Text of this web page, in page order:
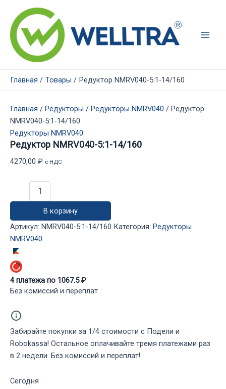
содержимому
Главная Товары Редуктор NMRV040-5:1-14/160
Главная / Редукторы / Редукторы NMRV040 / Редуктор
NMRV040-5:1-14/160
Редукторы NMRV040
Редуктор NMRV040-5:1-14/160
4270,00 ₽ с НДС
Редуктор
NMRV040-
5:1-
14/160
В корзину
Артикул: NMRV040-5:1-14/160 Категория: Редукторы
NMRV040
4 платежа по 1067.5₽
Без комиссий и переплат
Забирайте покупки за 1/4 стоимости с Подели и
Robokassa! Остальное оплачивайте тремя платежами раз
в 2 недели. Без комиссий и переплат!
Сегодня